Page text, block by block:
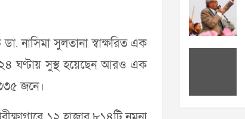
নাসিমা সুলতানা স্বাক্ষরিত এক
২৪ ঘণ্টায় সুস্থ হয়েছেন আরও এক
জনে।